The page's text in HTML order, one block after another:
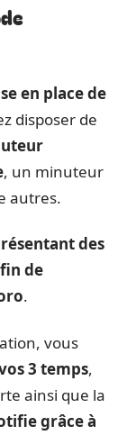
en place de
disposer de
, un minuteur
autres.
des
de
.
vous
3 temps,
ainsi que la
grâce à